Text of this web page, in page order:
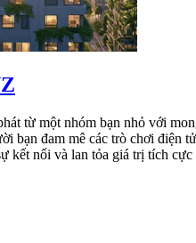
từ một nhóm bạn nhỏ với
bạn đam mê các trò chơi điện
kết nối và lan tỏa giá trị tích cực